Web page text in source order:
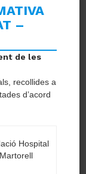
metges
–
de les
recollides a
d’acord
Hospital